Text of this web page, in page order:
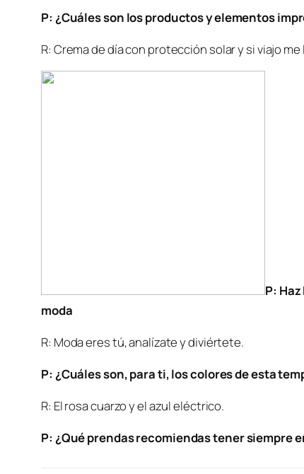
P: ¿Cuáles son los productos y elementos
R: Crema de día con protección solar y si viajo
P:
moda
R: Moda eres tú, analízate y diviértete.
P: ¿Cuáles son, para ti, los colores de esta
R: El rosa cuarzo y el azul eléctrico.
P: ¿Qué prendas recomiendas tener siempre